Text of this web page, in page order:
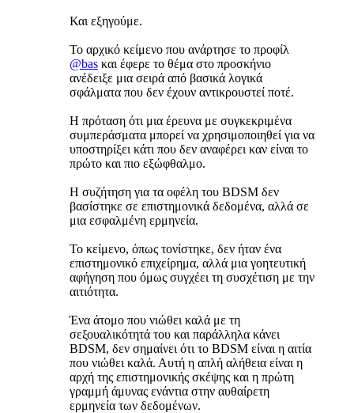
Και εξηγούμε.
Το αρχικό κείμενο που ανάρτησε το προφίλ
@bas και έφερε το θέμα στο προσκήνιο
ανέδειξε μια σειρά από βασικά λογικά
σφάλματα που δεν έχουν αντικρουστεί ποτέ.
Η πρόταση ότι μια έρευνα με συγκεκριμένα
συμπεράσματα μπορεί να χρησιμοποιηθεί για να
υποστηρίξει κάτι που δεν αναφέρει καν είναι το
πρώτο και πιο εξώφθαλμο.
Η συζήτηση για τα οφέλη του BDSM δεν
βασίστηκε σε επιστημονικά δεδομένα, αλλά σε
μια εσφαλμένη ερμηνεία.
Το κείμενο, όπως τονίστηκε, δεν ήταν ένα
επιστημονικό επιχείρημα, αλλά μια γοητευτική
αφήγηση που όμως συγχέει τη συσχέτιση με την
αιτιότητα.
Ένα άτομο που νιώθει καλά με τη
σεξουαλικότητά του και παράλληλα κάνει
BDSM, δεν σημαίνει ότι το BDSM είναι η αιτία
που νιώθει καλά. Αυτή η απλή αλήθεια είναι η
αρχή της επιστημονικής σκέψης και η πρώτη
γραμμή άμυνας ενάντια στην αυθαίρετη
ερμηνεία των δεδομένων.